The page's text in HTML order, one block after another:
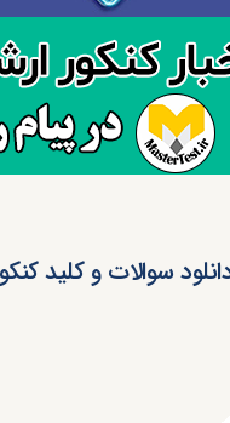
سوالات و کلید کنکور ارشد ۸۷